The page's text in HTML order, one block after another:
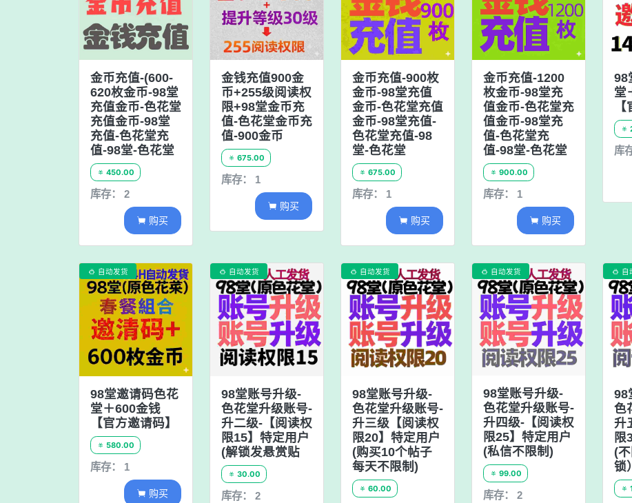
金币充值-(600-
620枚金币-98堂
充值金币-色花堂
充值金币-98堂
充值-色花堂充
值-98堂-色花堂
 450.00
库存： 2
 购买
金钱充值900金
币+255级阅读权
限+98堂金币充
值-色花堂金币充
值-900金币
 675.00
库存： 1
 购买
金币充值-900枚
金币-98堂充值
金币-色花堂充值
金币-98堂充值-
色花堂充值-98
堂-色花堂
 675.00
库存： 1
 购买
金币充值-1200
枚金币-98堂充
值金币-色花堂充
值金币-98堂充
值-色花堂充
值-98堂-色花堂
 900.00
库存： 1
 购买
98
堂

库
 自动发货
98堂邀请码色花
堂＋600金钱
【官方邀请码】
 580.00
库存： 1
 购买
 自动发货
98堂账号升级-
色花堂升级账号-
升二级-【阅读权
限15】特定用户
(解锁发悬赏贴
 30.00
库存： 2
 自动发货
98堂账号升级-
色花堂升级账号-
升三级【阅读权
限20】特定用户
(购买10个帖子
每天不限制)
 60.00
 自动发货
98堂账号升级-
色花堂升级账号-
升四级-【阅读权
限25】特定用户
(私信不限制)
 99.00
库存： 2
 自
98
色
升
限
(
锁）
